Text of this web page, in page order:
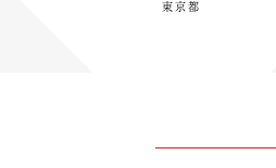
東京都